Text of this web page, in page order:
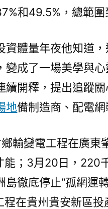
格
講
網
投
資
超
1600
乘
數
效
應
連
和49.5%，總範圍
資體量年夜他知道
成了一場美學與心
續開釋，提出追蹤
地備制造商、配電網
輸變電工程在廣東
；3月20日，220
徹底停止“孤網運
在貴州貴安新區投